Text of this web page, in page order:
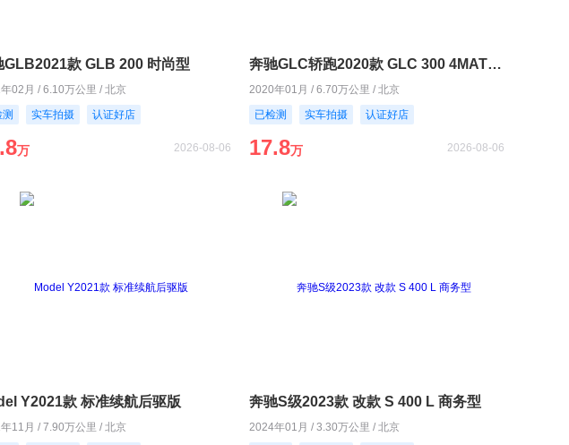
GLB2021款 GLB 200 时尚型
02月 / 6.10万公里 / 北京
实车拍摄 认证好店
万 2026-08-06
奔驰GLC轿跑2020款 GLC 300 4MATIC 轿跑SUV
2020年01月 / 6.70万公里 / 北京
已检测
实车拍摄 认证好店
17.8万 2026-08-06
Y2021款 标准续航后驱版
11月 / 7.90万公里 / 北京
奔驰S级2023款 改款 S 400 L 商务型
2024年01月 / 3.30万公里 / 北京